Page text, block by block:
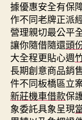
據優惠安全有保
作不同老牌正派
營理親切最公平
讓你隨借隨還頭
大全程更貼心週
長期創意商品銷
件不同板橋區立
新莊機車借款保
象委託具象呈現